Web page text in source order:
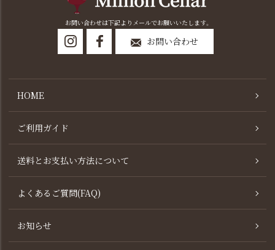
お問い合わせは下記よりメールでお願いいたします。
お問い合わせ
HOME
ご利用ガイド
送料とお支払い方法について
よくあるご質問(FAQ)
お知らせ